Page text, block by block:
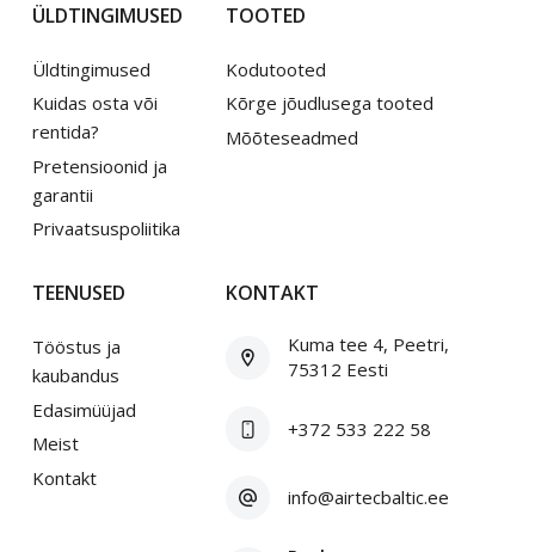
ÜLDTINGIMUSED
Üldtingimused
Kuidas osta või
rentida?
Pretensioonid ja
garantii
Privaatsuspoliitika
TOOTED
Kodutooted
Kõrge jõudlusega tooted
Mõõteseadmed
TEENUSED
Tööstus ja
kaubandus
Edasimüüjad
Meist
Kontakt
KONTAKT
Kuma tee 4, Peetri,
75312 Eesti
+372 533 222 58
info@airtecbaltic.ee